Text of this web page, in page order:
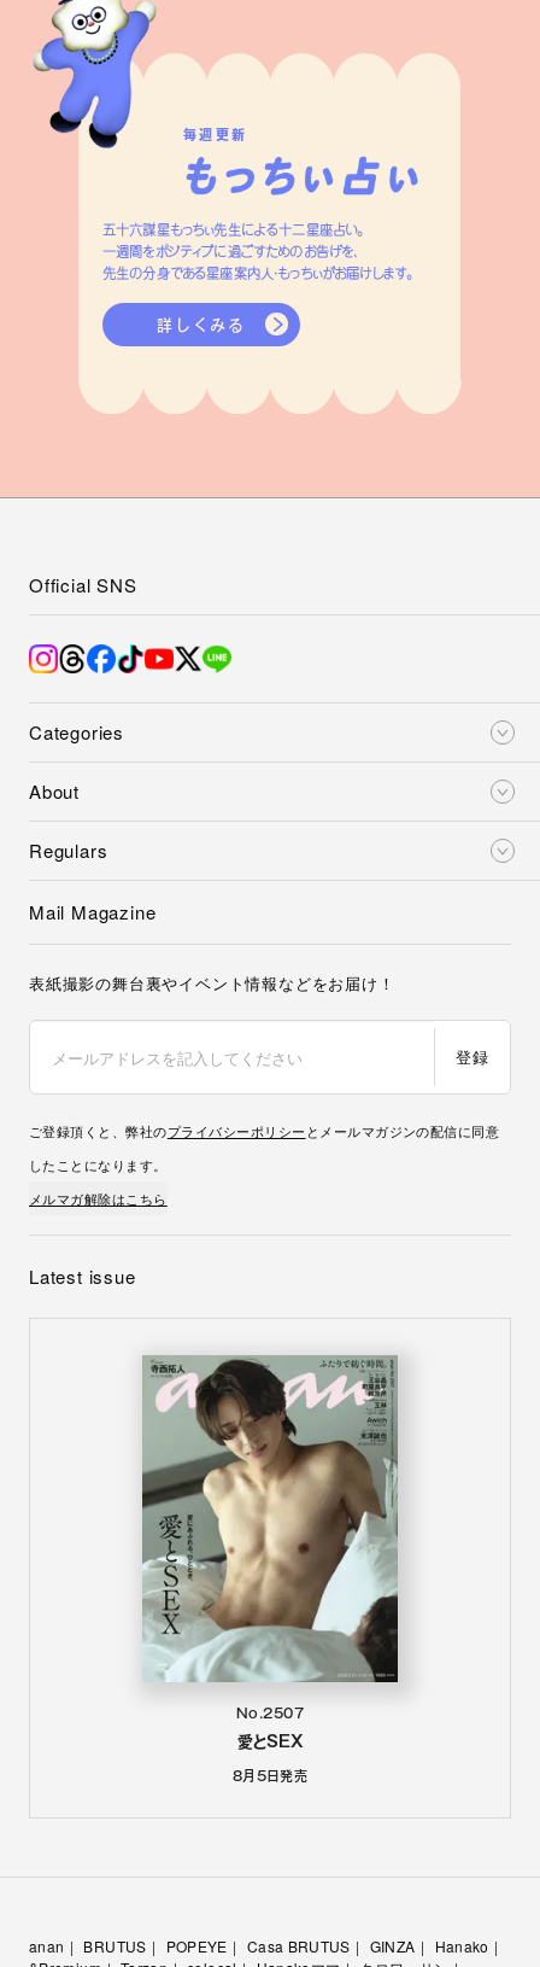
毎週更新
五十六謀星もっちぃ先生による十二星座占い。
一週間をポジティブに過ごすためのお告げを、
先生の分身である星座案内人・もっちぃがお届けします。
詳しくみる
Categories
About
Regulars
Official SNS
Mail Magazine
表紙撮影の舞台裏やイベント情報などをお届け！
登録
ご登録頂くと、弊社のプライバシーポリシー とメールマガジンの配信に同意
したことになります。
メルマガ解除はこちら
Latest issue
No.2507
愛とSEX
8月5日発売
anan BRUTUS POPEYE Casa BRUTUS GINZA
Hanako